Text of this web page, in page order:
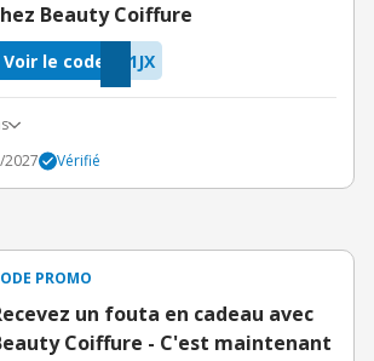
Beauty Coiffure
1JX
Voir le code
2027
Vérifié
PROMO
un fouta en cadeau avec
Coiffure - C'est maintenant